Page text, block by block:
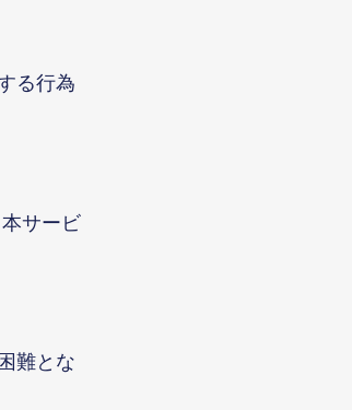
る行為
サービ
難とな